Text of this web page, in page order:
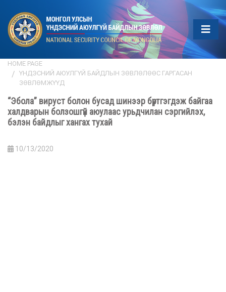
HOME PAGE
ҮНДЭСНИЙ АЮУЛГҮЙ БАЙДЛЫН ЗӨВЛӨЛӨӨС ГАРГАСАН
ЗӨВЛӨМЖҮҮД
“Эбола” вируст болон бусад шинээр бүртгэгдэж байгаа
халдварын болзошгүй аюулаас урьдчилан сэргийлэх,
бэлэн байдлыг хангах тухай
10/13/2020